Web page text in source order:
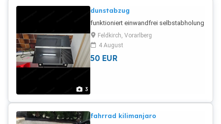
3
dunstabzug
funktioniert einwandfrei selbstabholung
Feldkirch, Vorarlberg
4 August
50 EUR
fahrrad kilimanjaro